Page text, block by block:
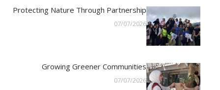
Protecting Nature Through Partnership
07/07/2026
Growing Greener Communities
07/07/2026